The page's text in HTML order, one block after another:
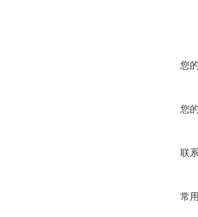
您
您
联
常